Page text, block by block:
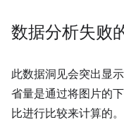
数据分析失败
此数据洞见会突出显
省量是通过将图片的
比进行比较来计算的。